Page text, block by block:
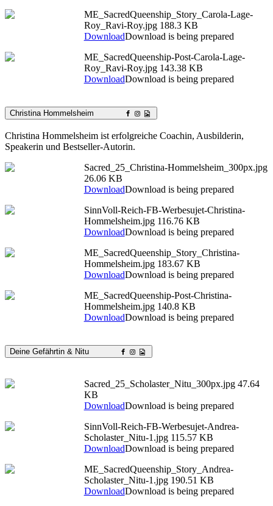
ME_SacredQueenship_Story_Carola-Lage-
Roy_Ravi-Roy.jpg 188.3 KB
DownloadDownload is being prepared
ME_SacredQueenship-Post-Carola-Lage-
Roy_Ravi-Roy.jpg 143.38 KB
DownloadDownload is being prepared
Christina Hommelsheim
Christina Hommelsheim ist erfolgreiche Coachin, Ausbilderin,
Speakerin und Bestseller-Autorin.
Sacred_25_Christina-Hommelsheim_300px.jpg
26.06 KB
DownloadDownload is being prepared
SinnVoll-Reich-FB-Werbesujet-Christina-
Hommelsheim.jpg 116.76 KB
DownloadDownload is being prepared
ME_SacredQueenship_Story_Christina-
Hommelsheim.jpg 183.67 KB
DownloadDownload is being prepared
ME_SacredQueenship-Post-Christina-
Hommelsheim.jpg 140.8 KB
DownloadDownload is being prepared
Deine Gefährtin & Nitu
Sacred_25_Scholaster_Nitu_300px.jpg 47.64
KB
DownloadDownload is being prepared
SinnVoll-Reich-FB-Werbesujet-Andrea-
Scholaster_Nitu-1.jpg 115.57 KB
DownloadDownload is being prepared
ME_SacredQueenship_Story_Andrea-
Scholaster_Nitu-1.jpg 190.51 KB
DownloadDownload is being prepared